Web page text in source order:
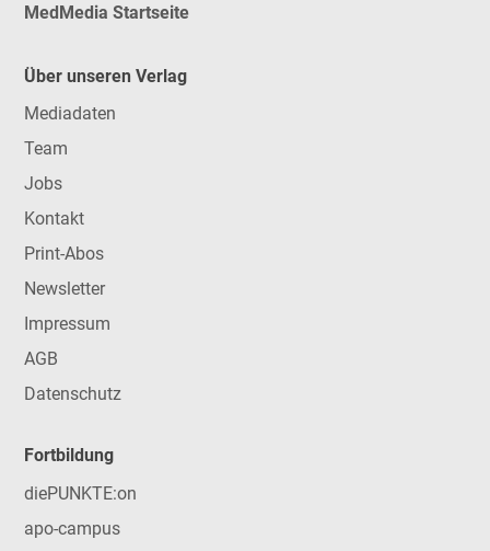
MedMedia Startseite
Über unseren Verlag
Mediadaten
Team
Jobs
Kontakt
Print-Abos
Newsletter
Impressum
AGB
Datenschutz
Fortbildung
diePUNKTE:on
apo-campus